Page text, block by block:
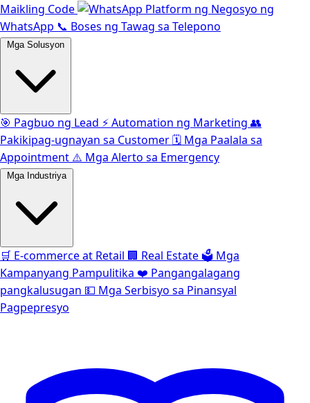
Maikling Code
Platform ng Negosyo ng
WhatsApp 📞 Boses ng Tawag sa Telepono
Mga Solusyon
🎯 Pagbuo ng Lead ⚡️Automation ng Marketing 👥
Pakikipag-ugnayan sa Customer🗓️ Mga Paalala sa
Appointment ⚠️ Mga Alerto sa Emergency
Mga Industriya
🛒 E-commerce at Retail 🏢 Real Estate 🗳️ Mga
Kampanyang Pampulitika ❤️ Pangangalagang
pangkalusugan 💵 Mga Serbisyo sa Pinansyal
Pagpepresyo